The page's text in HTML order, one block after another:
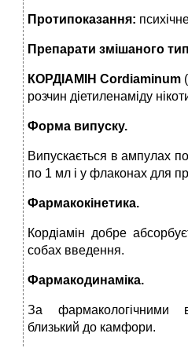
Протипоказання:
Препарати змішаного
КОРДІАМІН Cordiaminum
розчин діетиленаміду
Форма випуску.
Випускається в ампулах
по 1 мл і у флаконах для
Фармакокінетика.
Кордіамін добре
собах введення.
Фармакодинаміка.
За фармакологічними
близький до камфори.